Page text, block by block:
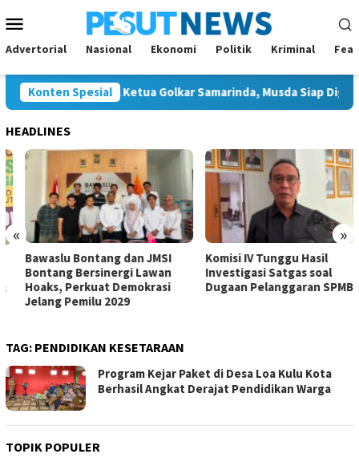
ke
kontenMobile
Advertorial Nasional Ekonomi Politik Kriminal
Konten Spesial
Calon Tunggal Ketua Golkar Samarinda, Musda Siap Digelar 8
HEADLINES
« »
Bawaslu Bontang dan JMSI
Bontang Bersinergi Lawan
Hoaks, Perkuat Demokrasi
Jelang Pemilu 2029
Komisi IV Tunggu Hasil
Investigasi Satgas soal
Dugaan Pelanggaran SPMB
TAG: PENDIDIKAN KESETARAAN
Program Kejar Paket di Desa Loa Kulu Kota
Berhasil Angkat Derajat Pendidikan Warga
TOPIK POPULER